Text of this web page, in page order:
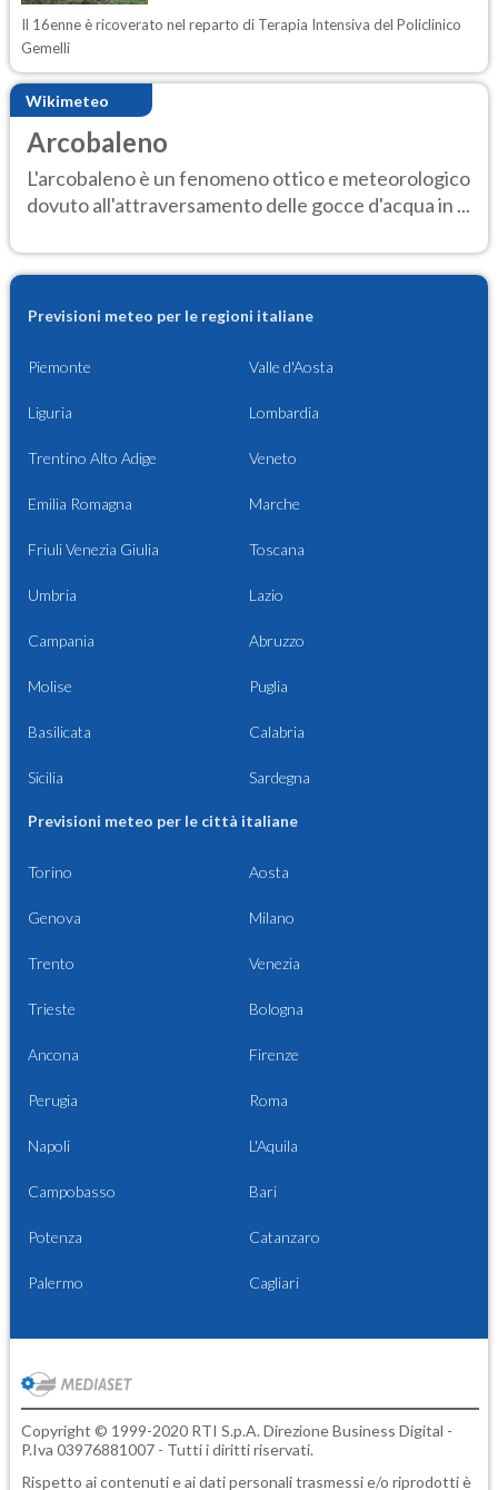
Il 16enne è ricoverato nel reparto di Terapia Intensiva del Policlinico
Gemelli
Wikimeteo
Arcobaleno
L'arcobaleno è un fenomeno ottico e meteorologico
dovuto all'attraversamento delle gocce d'acqua in ...
Previsioni meteo per le regioni italiane
Piemonte Valle d'Aosta
Liguria Lombardia
Trentino Alto Adige Veneto
Emilia Romagna Marche
Friuli Venezia Giulia Toscana
Umbria Lazio
Campania Abruzzo
Molise Puglia
Basilicata Calabria
Sicilia Sardegna
Previsioni meteo per le città italiane
Torino Aosta
Genova Milano
Trento Venezia
Trieste Bologna
Ancona Firenze
Perugia Roma
Napoli L'Aquila
Campobasso Bari
Potenza Catanzaro
Palermo Cagliari
Copyright © 1999-2020 RTI S.p.A. Direzione Business Digital -
P.Iva 03976881007 - Tutti i diritti riservati.
Rispetto ai contenuti e ai dati personali trasmessi e/o riprodotti è